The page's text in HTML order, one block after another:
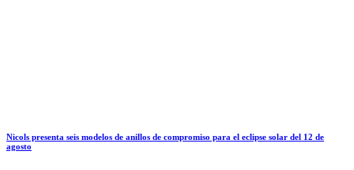
Nicols presenta seis modelos de anillos de compromiso para el eclipse solar del 12 de
agosto